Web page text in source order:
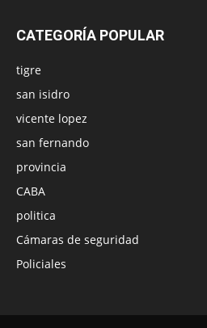
CATEGORÍA POPULAR
tigre
san isidro
vicente lopez
san fernando
provincia
CABA
politica
Cámaras de seguridad
Policiales